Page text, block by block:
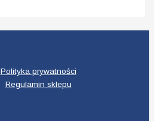
Polityka prywatności
Regulamin sklepu